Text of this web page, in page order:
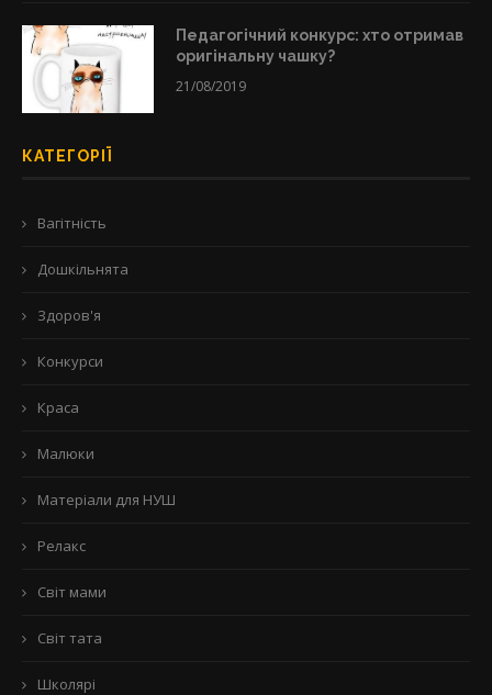
Педагогічний конкурс: хто отримав
оригінальну чашку?
21/08/2019
КАТЕГОРІЇ
Вагітність
Дошкільнята
Здоров'я
Конкурси
Краса
Малюки
Матеріали для НУШ
Релакс
Світ мами
Світ тата
Школярі